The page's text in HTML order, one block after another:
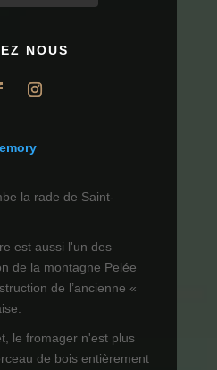
NOUS
la rade de Saint-
est aussi l'un des
de la montagne Pelée
de l’ancienne «
le fromager n'est plus
de bois entièrement